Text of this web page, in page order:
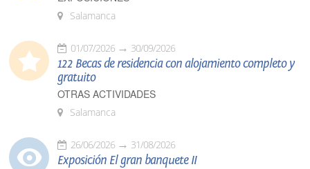
Salamanca
01/07/2026 30/09/2026
122 Becas de residencia con alojamiento completo y
gratuito
OTRAS ACTIVIDADES
Salamanca
26/06/2026 31/08/2026
Exposición El gran banquete II